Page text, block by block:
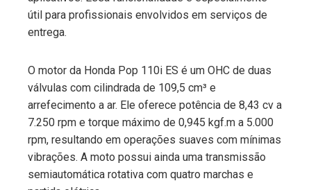
útil para profissionais envolvidos em serviços de
entrega.
O motor da Honda Pop 110i ES é um OHC de duas
válvulas com cilindrada de 109,5 cm³ e
arrefecimento a ar. Ele oferece potência de 8,43 cv a
7.250 rpm e torque máximo de 0,945 kgf.m a 5.000
rpm, resultando em operações suaves com mínimas
vibrações. A moto possui ainda uma transmissão
semiautomática rotativa com quatro marchas e